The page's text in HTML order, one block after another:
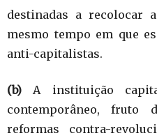
destinadas a recolocar
mesmo tempo em que
anti-capitalistas.
(b) A instituição
contemporâneo, fruto
reformas contra-